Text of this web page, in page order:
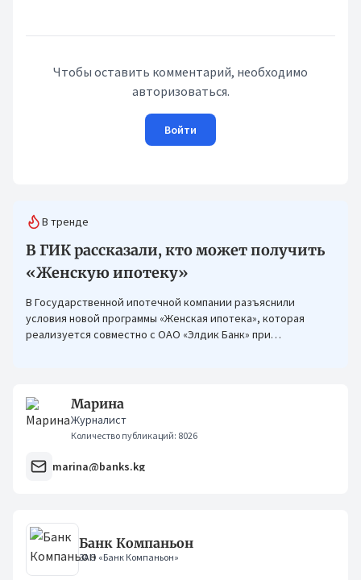
Чтобы оставить комментарий, необходимо
авторизоваться.
Войти
В тренде
В ГИК рассказали, кто может получить
«Женскую ипотеку»
В Государственной ипотечной компании разъяснили
условия новой программы «Женская ипотека», которая
реализуется совместно с ОАО «Элдик Банк» при
Марина
Журналист
Количество публикаций: 8026
marina@banks.kg
Банк Компаньон
ЗАО «Банк Компаньон»